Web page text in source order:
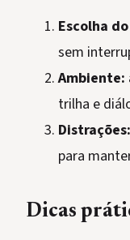
Escolha
sem
Ambiente:
trilha e
Distrações:
para
Dicas